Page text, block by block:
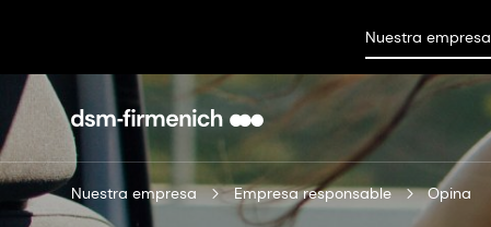
Nuestra empresa
Nuestra empresa Empresa responsable Opina